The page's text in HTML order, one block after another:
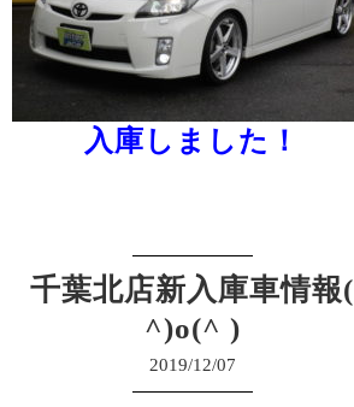
入庫しました！
千葉北店新入庫車情報(
^)o(^ )
2019/12/07